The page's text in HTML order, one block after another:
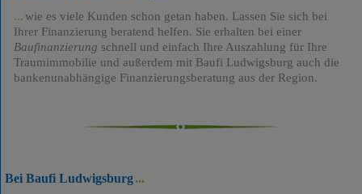
wie es viele Kunden schon getan haben. Lassen Sie sich bei
Ihrer Finanzierung beratend helfen. Sie erhalten bei einer
Baufinanzierung schnell und einfach Ihre Auszahlung für Ihre
Traumimmobilie und außerdem mit Baufi Ludwigsburg auch die
bankenunabhängige Finanzierungsberatung aus der Region.
Bei Baufi Ludwigsburg